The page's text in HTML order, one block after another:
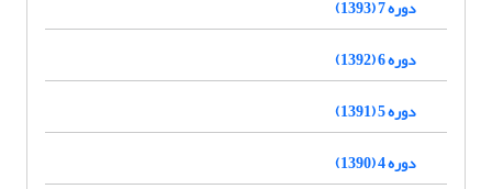
دوره 7 (1393)
دوره 6 (1392)
دوره 5 (1391)
دوره 4 (1390)